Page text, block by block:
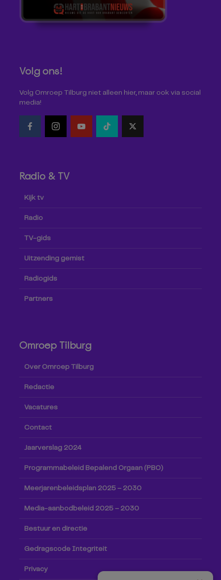
Volg ons!
Volg Omroep Tilburg niet alleen hier, maar ook via social
media!
Radio & TV
Kijk tv
Radio
TV-gids
Uitzending gemist
Radiogids
Partners
Omroep Tilburg
Over Omroep Tilburg
Redactie
Vacatures
Contact
Jaarverslag 2024
Programmabeleid Bepalend Orgaan (PBO)
Meerjarenbeleidsplan 2025 – 2030
Media-aanbodbeleid 2025 – 2030
Bestuur en directie
Gedragscode Integriteit
Privacy